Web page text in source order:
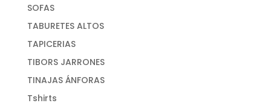
SOFAS
TABURETES ALTOS
TAPICERIAS
TIBORS JARRONES
TINAJAS ÁNFORAS
Tshirts